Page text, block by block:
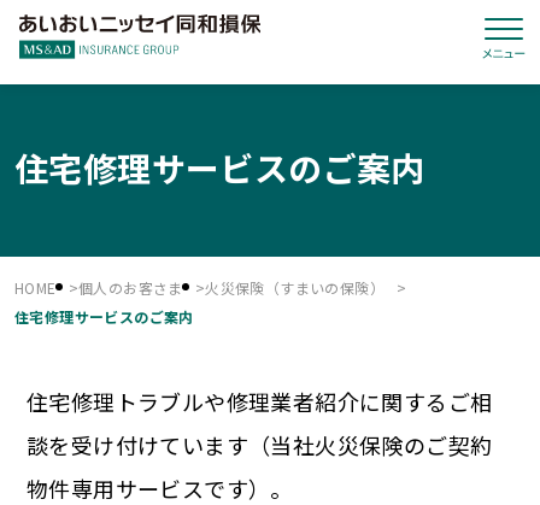
住宅修理サービスのご案内
HOME 個人のお客さま
火災保険（すまいの保険）
住宅修理サービスのご案内
住宅修理トラブルや修理業者紹介に関するご相
談を受け付けています（当社火災保険のご契約
物件専用サービスです）。